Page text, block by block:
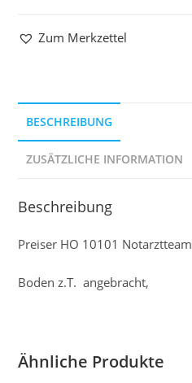
Zum Merkzettel
BESCHREIBUNG
ZUSÄTZLICHE INFORMATION
Beschreibung
Preiser HO 10101 Notarztteam
Boden z.T. angebracht,
Ähnliche Produkte